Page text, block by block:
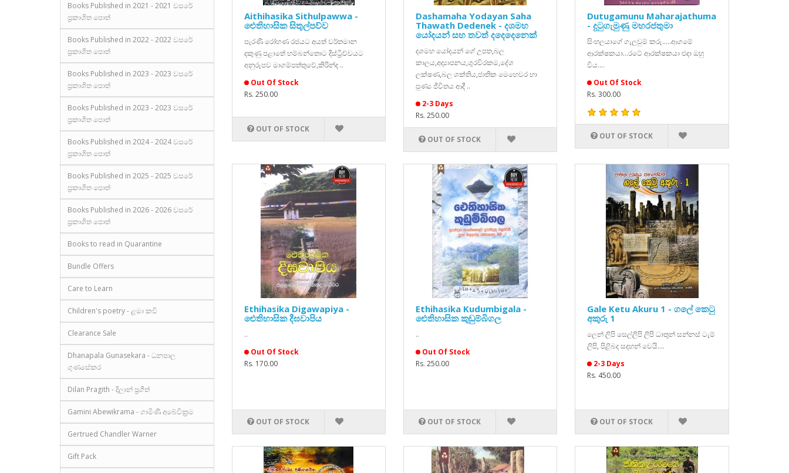
Books Published in 2021 - 2021 වසරේ
ප්‍රකාශිත පොත්
Books Published in 2022 - 2022 වසරේ
ප්‍රකාශිත පොත්
Books Published in 2023 - 2023 වසරේ
ප්‍රකාශිත පොත්
Books Published in 2023 - 2023 වසරේ
ප්‍රකාශිත පොත්
Books Published in 2024 - 2024 වසරේ
ප්‍රකාශිත පොත්
Books Published in 2025 - 2025 වසරේ
ප්‍රකාශිත පොත්
Books Published in 2026 - 2026 වසරේ
ප්‍රකාශිත පොත්
Books to read in Quarantine
Bundle Offers
Care to Learn
Children's poetry - ළමා කවි
Clearance Sale
Dhanapala Gunasekara - ධනපාල
ගුණසේකර
Dilan Pragith - දිලාන් ප්‍රගීත්
Gamini Abewikrama - ගාමිණී අබේවික්‍රම
Gertrued Chandler Warner
Gift Pack
Aithihasika Sithulpawwa -
ඓතිහාසික සිතුල්පව්ව
පැරණි රෝහණ රජයට අයත් වර්තමාන
දකුණු පළාතේ හම්බන්තොට දිස්ට්‍රිච්චයට
අනුරූපව මාගම්පත්තුවේ,කිරින්ද ..
Out Of Stock
Rs. 250.00
OUT OF STOCK
Dashamaha Yodayan Saha
Thawath Dedenek - දශමහ
යෝදයන් සහ තවත් දදෙදෙනෙක්
දශමහ යෝදයන් ගේ උපත,බල
කාලය,අද්‍යාපනය,ශුරවිරකම,දේශ
ලක්ෂණ,බල ශක්තිය,ජාතික මෙහෙවර හා
පුණ්‍ය ජීවිතය ආදී ..
2-3 Days
Rs. 250.00
OUT OF STOCK
Dutugamunu Maharajathuma
- දුටුගැමුණු මහරජතුමා
සිංහලයාගේ ගැලවුම් කරු.....ආගමේ
ආරක්ෂකයා...රටේ ආරක්ෂකයා එදා ඔහු
විය....
Out Of Stock
Rs. 300.00
OUT OF STOCK
Ethihasika Digawapiya -
ඓතිහාසික දීඝවාපිය
..
Out Of Stock
Rs. 170.00
OUT OF STOCK
Ethihasika Kudumbigala -
ඓතිහාසික කුඩුම්බිගල
..
Out Of Stock
Rs. 250.00
OUT OF STOCK
Gale Ketu Akuru 1 - ගලේ කෙටු
අකුරු 1
ලෙන් ලිපි සෙල්ලිපි ලිපි ධාතුන් සන්නස් ටැම්
ලිපි, පිළිබද සදහන් වෙයි....
2-3 Days
Rs. 450.00
OUT OF STOCK